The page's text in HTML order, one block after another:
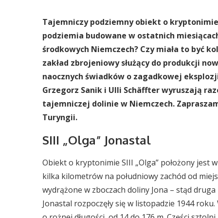
Tajemniczy podziemny obiekt o kryptonimie
podziemia budowane w ostatnich
środkowych Niemczech? Czy miała to być
zakład zbrojeniowy służący do produkcji
naocznych świadków o zagadkowej
Grzegorz Sanik i Ulli Schäffter wyruszają
tajemniczej dolinie w Niemczech.
Turyngii.
SIII „Olga” Jonastal
Obiekt o kryptonimie SIII „Olga” położony jest
kilka kilometrów na południowy zachód od
wydrążone w zboczach doliny Jona – stąd
Jonastal rozpoczęły się w listopadzie 1944